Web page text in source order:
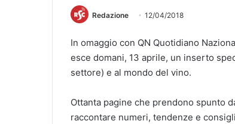
Redazione 12/04/2018
In omaggio con QN Quotidiano
esce domani, 13 aprile, un inserto
settore) e al mondo del vino.
Ottanta pagine che prendono spunto
raccontare numeri, tendenze e